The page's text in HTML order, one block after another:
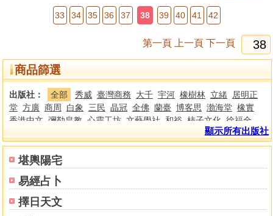
堪輿陽宅
易經占卜
擇日天文
33 34 35 36 37 38 39 40 41 42
第一頁 上一頁 下一頁
商品篩選
出版社： 全部 秀威 臺灣商務 大千 宇河 橡樹林 立緒
居明正
堂 方廣 商周 白象 三民 晶冠 全佛 蘭臺 博客思 渤海堂 橡實
香港中文 彌勒皇教 心靈工坊 文藝學社 和裕 柿子文化 徐福全
香港中文大學 香
港中華書局 香港大學 東大 大旗 靈星閣 楊烱山 布克文化 西北
國際 世峰 新銳文創
研究會 眾生文化 聖經資源中心 華夏 正智 法鼓文化 楓樹林 啟
示
有鹿文化
成
竹林 知青
方智 時報 博揚 老古 新文豐 正一善書 心一堂 新智 元氣齋 文
顯示所有出版社